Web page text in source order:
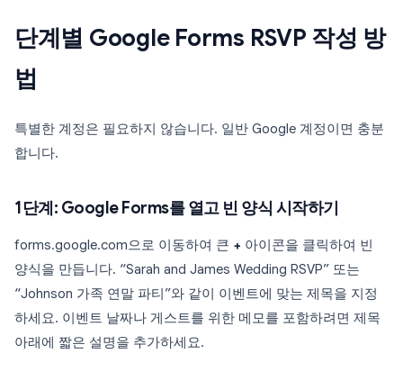
단계별 Google Forms RSVP 작성 방
법
특별한 계정은 필요하지 않습니다. 일반 Google 계정이면 충분
합니다.
1단계: Google Forms를 열고 빈 양식 시작하기
forms.google.com으로 이동하여 큰 + 아이콘을 클릭하여 빈
양식을 만듭니다. “Sarah and James Wedding RSVP” 또는
“Johnson 가족 연말 파티”와 같이 이벤트에 맞는 제목을 지정
하세요. 이벤트 날짜나 게스트를 위한 메모를 포함하려면 제목
아래에 짧은 설명을 추가하세요.